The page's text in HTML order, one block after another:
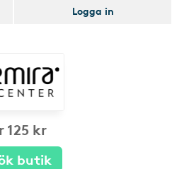
Logga in
125 kr
butik